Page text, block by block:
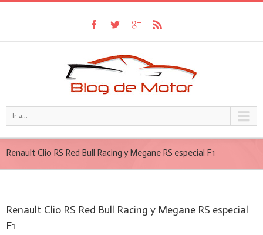
Ir a...
Renault Clio RS Red Bull Racing y Megane RS especial F1
Renault Clio RS Red Bull Racing y Megane RS especial
F1